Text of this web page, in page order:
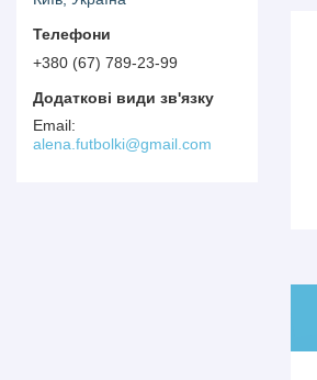
+380 (67) 789-23-99
alena.futbolki@gmail.com